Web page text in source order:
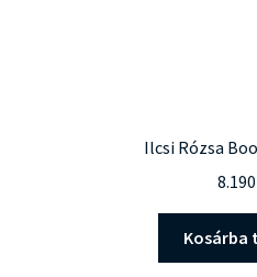
Ilcsi Rózsa
8.190
Kosárba